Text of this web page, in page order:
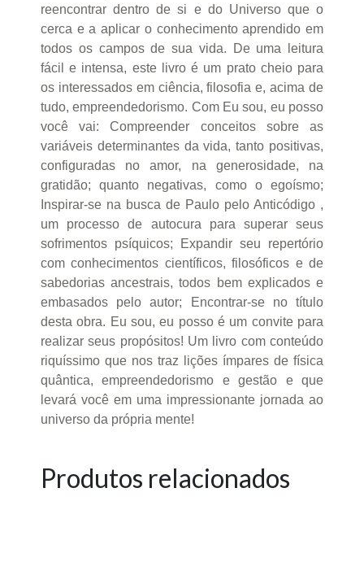
reencontrar dentro de si e do Universo que o
cerca e a aplicar o conhecimento aprendido em
todos os campos de sua vida. De uma leitura
fácil e intensa, este livro é um prato cheio para
os interessados em ciência, filosofia e, acima de
tudo, empreendedorismo. Com Eu sou, eu posso
você vai: Compreender conceitos sobre as
variáveis determinantes da vida, tanto positivas,
configuradas no amor, na generosidade, na
gratidão; quanto negativas, como o egoísmo;
Inspirar-se na busca de Paulo pelo Anticódigo ,
um processo de autocura para superar seus
sofrimentos psíquicos; Expandir seu repertório
com conhecimentos científicos, filosóficos e de
sabedorias ancestrais, todos bem explicados e
embasados pelo autor; Encontrar-se no título
desta obra. Eu sou, eu posso é um convite para
realizar seus propósitos! Um livro com conteúdo
riquíssimo que nos traz lições ímpares de física
quântica, empreendedorismo e gestão e que
levará você em uma impressionante jornada ao
universo da própria mente!
Produtos relacionados